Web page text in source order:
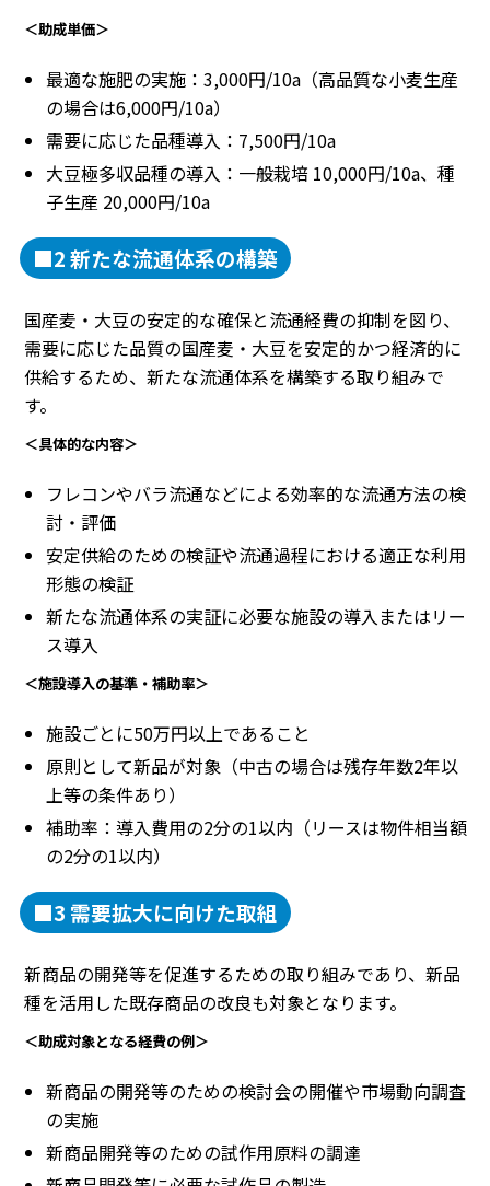
＜助成単価＞
最適な施肥の実施：3,000円/10a（高品質な小麦生産
の場合は6,000円/10a）
需要に応じた品種導入：7,500円/10a
大豆極多収品種の導入：一般栽培 10,000円/10a、種
子生産 20,000円/10a
■2 新たな流通体系の構築
国産麦・大豆の安定的な確保と流通経費の抑制を図り、
需要に応じた品質の国産麦・大豆を安定的かつ経済的に
供給するため、新たな流通体系を構築する取り組みで
す。
＜具体的な内容＞
フレコンやバラ流通などによる効率的な流通方法の検
討・評価
安定供給のための検証や流通過程における適正な利用
形態の検証
新たな流通体系の実証に必要な施設の導入またはリー
ス導入
＜施設導入の基準・補助率＞
施設ごとに50万円以上であること
原則として新品が対象（中古の場合は残存年数2年以
上等の条件あり）
補助率：導入費用の2分の1以内（リースは物件相当額
の2分の1以内）
■3 需要拡大に向けた取組
新商品の開発等を促進するための取り組みであり、新品
種を活用した既存商品の改良も対象となります。
＜助成対象となる経費の例＞
新商品の開発等のための検討会の開催や市場動向調査
の実施
新商品開発等のための試作用原料の調達